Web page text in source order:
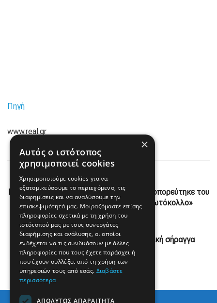
Πηγή
www.real.gr
Previous Post
Βρετανία: Πυρά κατά του Μακρόν που προπορεύτηκε του
βασιλιά Καρόλου και «έσπασε το πρωτόκολλο»
Next Post
Λος Άντζελες: Κατέρρευσε βιομηχανική σήραγγα
×
Αυτός ο ιστότοπος
χρησιμοποιεί cookies
Χρησιμοποιούμε cookies για να
εξατομικεύσουμε το περιεχόμενο, τις
διαφημίσεις και να αναλύσουμε την
επισκεψιμότητά μας. Μοιραζόμαστε επίσης
πληροφορίες σχετικά με τη χρήση του
ιστότοπού μας με τους συνεργάτες
διαφήμισης και ανάλυσης, οι οποίοι
ενδέχεται να τις συνδυάσουν με άλλες
πληροφορίες που τους έχετε παράσχει ή
που έχουν συλλέξει από τη χρήση των
υπηρεσιών τους από εσάς. Διαβάστε
περισσότερα
ΑΠΟΛΎΤΩΣ ΑΠΑΡΑΊΤΗΤΑ